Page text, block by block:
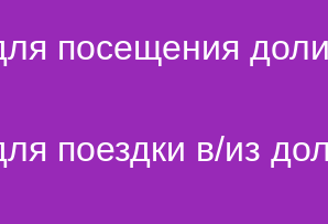
посещения
поездки в/из